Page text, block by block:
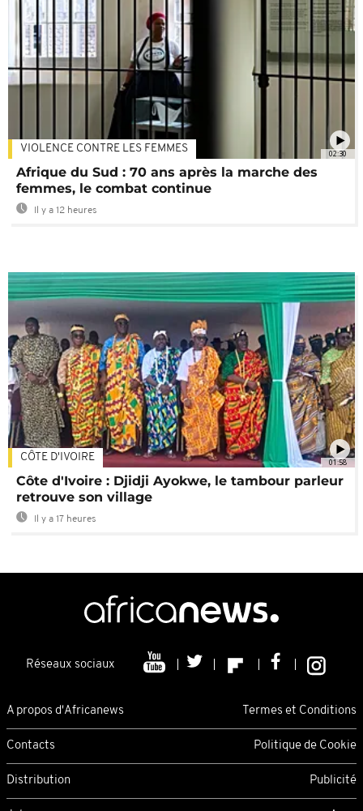
02:30
VIOLENCE CONTRE LES FEMMES
Afrique du Sud : 70 ans après la marche des
femmes, le combat continue
Il y a 12 heures
01:58
CÔTE D'IVOIRE
Côte d'Ivoire : Djidji Ayokwe, le tambour parleur
retrouve son village
Il y a 17 heures
Réseaux sociaux
A propos d'Africanews Termes et Conditions
Contacts Politique de Cookie
Distribution Publicité